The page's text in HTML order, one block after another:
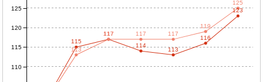
115
117
114
113
116
123
113
117 117 117
119
125
110
115
120
125